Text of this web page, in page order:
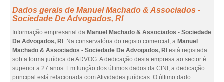
Dados gerais de Manuel Machado & Associados -
Sociedade De Advogados, Rl
Informação empresarial da Manuel Machado & Associados - Sociedade
De Advogados, Rl . Na conservatória do registo comercial, a Manuel
Machado & Associados - Sociedade De Advogados, Rl está registada
sob a forma jurídica de ADVOG. A dedicação desta empresa ao sector é
superior a 27 anos. Em função dos últimos dados da CINI, a dedicação
principal está relacionada com Atividades jurídicas. O último dado